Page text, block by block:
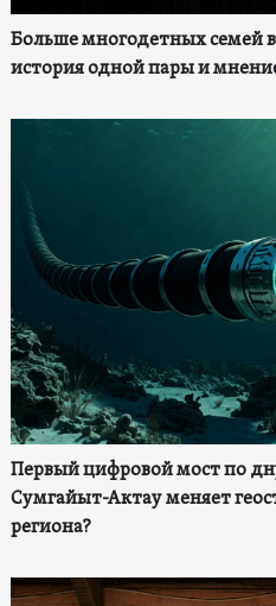
Больше многодетных семей
история одной пары и
Первый цифровой мост по
Сумгайыт-Актау меняет
региона?